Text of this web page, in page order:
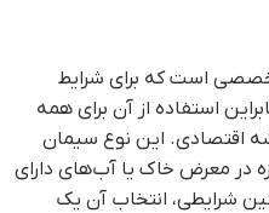
است که برای شرایط
استفاده از آن برای همه
اقتصادی. این نوع سیمان
در معرض خاک یا آب‌های دارای
شرایطی، انتخاب آن یک